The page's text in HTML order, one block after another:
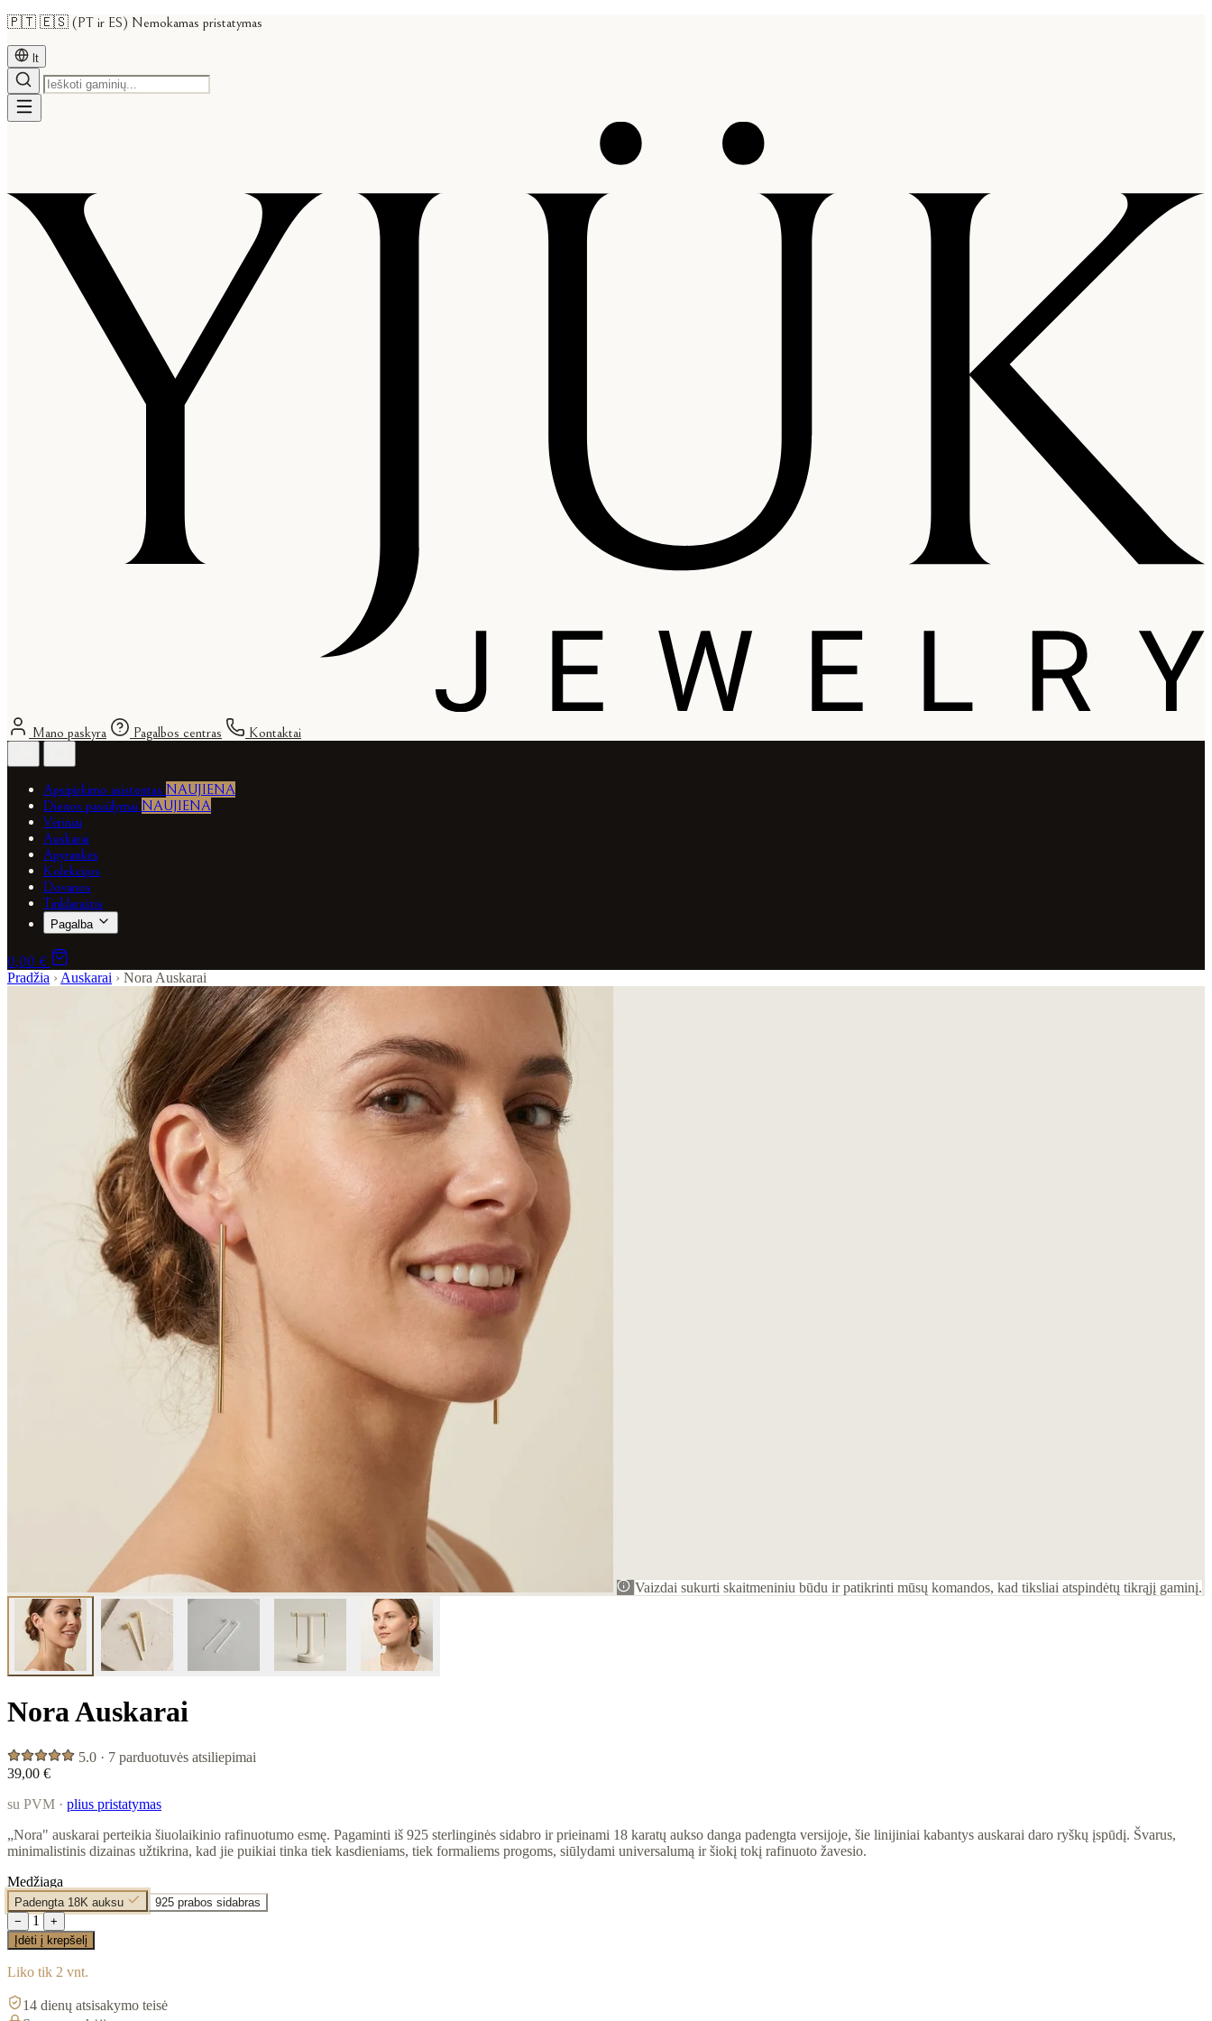
🇵🇹 🇪🇸 (PT ir ES) Nemokamas pristatymas
lt
Mano paskyra Pagalbos centras Kontaktai
Apsipirkimo asistentas NAUJIENA
Dienos pasiūlymai NAUJIENA
Vėriniai
Auskarai
Apyrankės
Kolekcijos
Dovanos
Tinklaraštis
Pagalba
0,00 €
Pradžia › Auskarai › Nora Auskarai
Vaizdai sukurti skaitmeniniu būdu ir patikrinti mūsų komandos, kad tiksliai atspindėtų tikrąjį gaminį.
Nora Auskarai
5.0 · 7 parduotuvės atsiliepimai
39,00 €
su PVM · plius pristatymas
„Nora" auskarai perteikia šiuolaikinio rafinuotumo esmę. Pagaminti iš 925 sterlinginės sidabro ir prieinami 18 karatų aukso danga padengta versijoje, šie linijiniai kabantys auskarai daro ryškų įspūdį. Švarus,
minimalistinis dizainas užtikrina, kad jie puikiai tinka tiek kasdieniams, tiek formaliems progoms, siūlydami universalumą ir šiokį tokį rafinuoto žavesio.
Medžiaga
Padengta 18K auksu
925 prabos sidabras
−
1
+
Įdėti į krepšelį
Liko tik 2 vnt.
14 dienų atsisakymo teisė